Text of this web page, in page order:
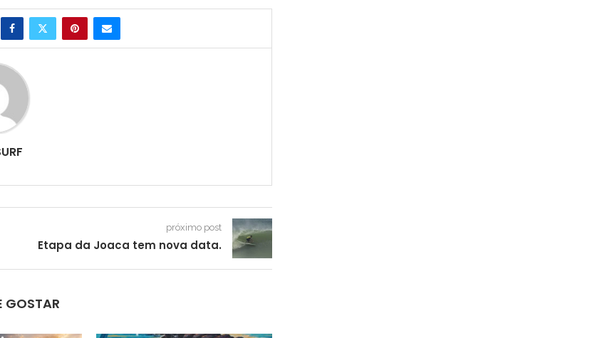
próximo post
Etapa da Joaca tem nova data.
GOSTAR